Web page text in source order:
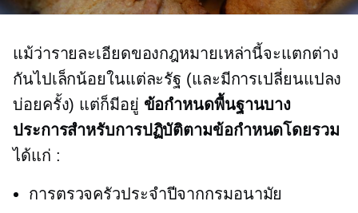
แม้ว่ารายละเอียดของกฎหมายเหล่านี้จะแตกต่าง
กันไปเล็กน้อยในแต่ละรัฐ (และมีการเปลี่ยนแปลง
บ่อยครั้ง) แต่ก็มีอยู่ ข้อกำหนดพื้นฐานบาง
ประการสำหรับการปฏิบัติตามข้อกำหนดโดยรวม
ได้แก่ :
การตรวจครัวประจำปีจากกรมอนามัย